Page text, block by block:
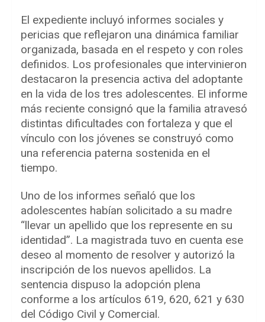
El expediente incluyó informes sociales y
pericias que reflejaron una dinámica familiar
organizada, basada en el respeto y con roles
definidos. Los profesionales que intervinieron
destacaron la presencia activa del adoptante
en la vida de los tres adolescentes. El informe
más reciente consignó que la familia atravesó
distintas dificultades con fortaleza y que el
vínculo con los jóvenes se construyó como
una referencia paterna sostenida en el
tiempo.
Uno de los informes señaló que los
adolescentes habían solicitado a su madre
“llevar un apellido que los represente en su
identidad”. La magistrada tuvo en cuenta ese
deseo al momento de resolver y autorizó la
inscripción de los nuevos apellidos. La
sentencia dispuso la adopción plena
conforme a los artículos 619, 620, 621 y 630
del Código Civil y Comercial.